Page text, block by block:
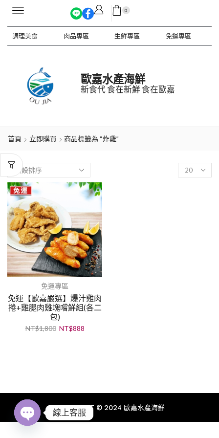
0
調理美食 肉品專區 生鮮專區 免運專區
歐嘉水產海鮮
新食代 食在新鮮 食在歐嘉
首頁 立即購買 商品標籤為 “炸雞”
免運專區
免運【歐嘉嚴選】爆汁雞肉
捲+雞腿肉雞塊嚐鮮組(各二
包)
NT$1,800 NT$888
COPYRIGHT © 2024 歐嘉水產海鮮
線上客服